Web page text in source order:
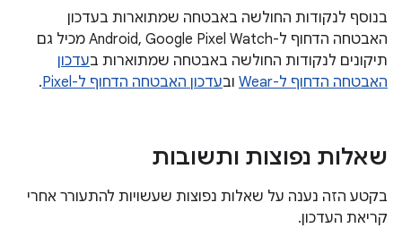
בנוסף לנקודות החולשה באבטחה שמתוארות בעדכון
האבטחה הדחוף ל-Android, Google Pixel Watch מכיל גם
תיקונים לנקודות החולשה באבטחה שמתוארות בעדכון
האבטחה הדחוף ל-Wear
ובעדכון האבטחה הדחוף ל-Pixel .
שאלות נפוצות ותשובות
בקטע הזה נענה על שאלות נפוצות שעשויות להתעורר אחרי
קריאת העדכון.